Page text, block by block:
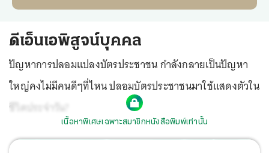
ดีเอ็นเอพิสูจน์บุคคล
ปัญหาการปลอมแปลงบัตรประชาชน กำลังกลายเป็นปัญหา
ใหญ่คงไม่มีคนดีๆที่ไหน ปลอมบัตรประชาชนมาใช้แสดงตัวใน
ชีวิตประจำวัน?
เนื้อหาพิเศษเฉพาะสมาชิกหนังสือพิมพ์เท่านั้น